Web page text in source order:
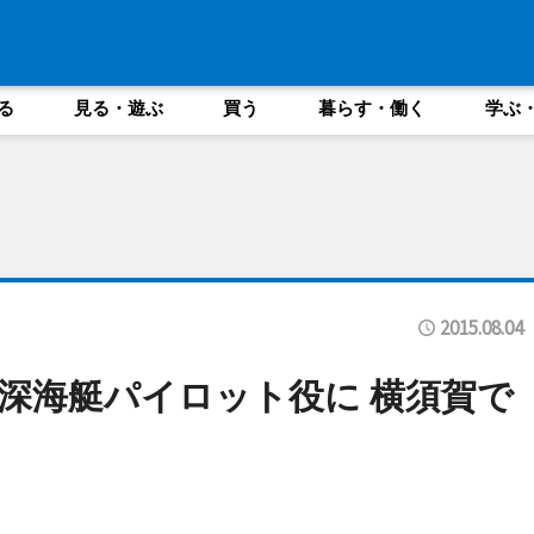
見る・遊ぶ 買う 暮らす・働く 学ぶ
2015.08.04
海艇パイロット役に 横須賀で